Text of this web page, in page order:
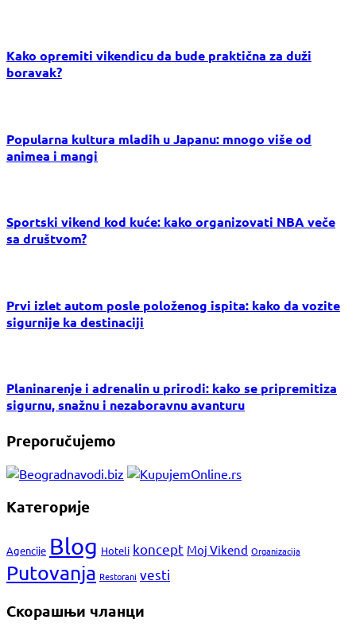
Kako opremiti vikendicu da bude praktična za duži
boravak?
Popularna kultura mladih u Japanu: mnogo više od
animea i mangi
Sportski vikend kod kuće: kako organizovati NBA veče
sa društvom?
Prvi izlet autom posle položenog ispita: kako da vozite
sigurnije ka destinaciji
Planinarenje i adrenalin u prirodi: kako se pripremitiza
sigurnu, snažnu i nezaboravnu avanturu
Preporučujemo
Категорије
Agencije Blog Hoteli koncept Moj Vikend Organizacija
Putovanja Restorani vesti
Скорашњи чланци